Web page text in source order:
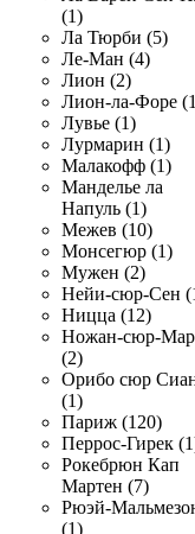
(1)
Ла Тюрби (5)
Ле-Ман (4)
Лион (2)
Лион-ла-Форе
Лувье (1)
Лурмарин (1)
Малакофф (1)
Манделье ла
Напуль (1)
Межев (10)
Монсегюр (1)
Мужен (2)
Нейи-сюр-Сен
Ницца (12)
Ножан-сюр-
(2)
Орибо сюр
(1)
Париж (120)
Перрос-Гирек
Рокебрюн Кап
Мартен (7)
Рюэй-
(1)